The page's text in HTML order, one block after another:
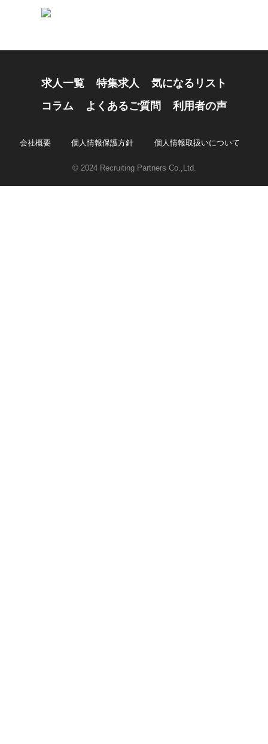
求人一覧 特集求人
気になるリスト
コラム
よくあるご質問 利用者の声
会社概要 個人情報保護方針 個人情報取扱いについて
© 2024 Recruiting Partners Co.,Ltd.